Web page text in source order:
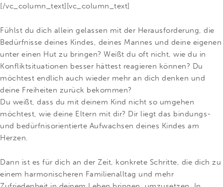
[/vc_column_text][vc_column_text]
Fühlst du dich allein gelassen mit der Herausforderung, die
Bedürfnisse deines Kindes, deines Mannes und deine eigenen
unter einen Hut zu bringen? Weißt du oft nicht, wie du in
Konfliktsituationen besser hättest reagieren können? Du
möchtest endlich auch wieder mehr an dich denken und
deine Freiheiten zurück bekommen?
Du weißt, dass du mit deinem Kind nicht so umgehen
möchtest, wie deine Eltern mit dir? Dir liegt das bindungs-
und bedürfnisorientierte Aufwachsen deines Kindes am
Herzen.
Dann ist es für dich an der Zeit, konkrete Schritte, die dich zu
einem harmonischeren Familienalltag und mehr